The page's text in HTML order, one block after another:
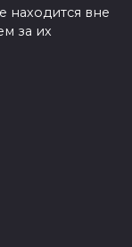
находится вне
за их